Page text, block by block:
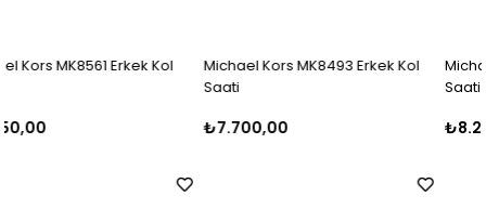
Michael Kors MK8493 Erkek Kol
₺7.700,00
Michael Kors MK8280 Erkek Kol
₺8.250,00